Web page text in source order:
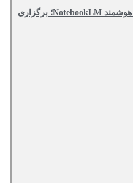
تحولی در آموزش و پژوهش با ابزار هوشمند NotebookLM؛ برگزاری